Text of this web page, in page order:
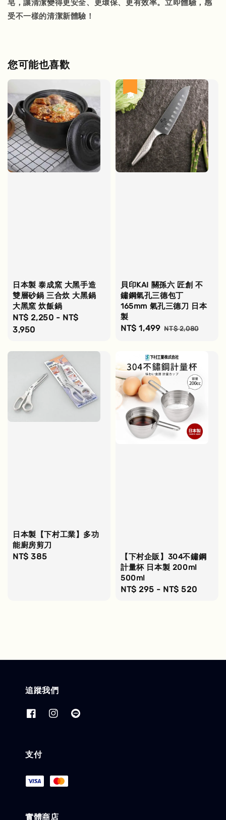
皂，讓清潔變得更安全、更環保、更有效率。立即體驗，感
受不一樣的清潔新體驗！
您可能也喜歡
日本製 泰成窯 大黑手造
雙層砂鍋 三合炊 大黑鍋
大黑窯 炊飯鍋
Regular
price
NT$ 2,250 - NT$
3,950
貝印KAI 關孫六 匠創 不
鏽鋼氣孔三德包丁
165mm 氣孔三德刀 日本
製
Sale
NT$ 1,499 Regular
NT$ 2,080
日本製【下村工業】多功
能廚房剪刀
Regular
NT$ 385
【下村企販】304不鏽鋼
計量杯 日本製 200ml
500ml
Regular
NT$ 295 - NT$ 520
追蹤我們
支付
實體商店